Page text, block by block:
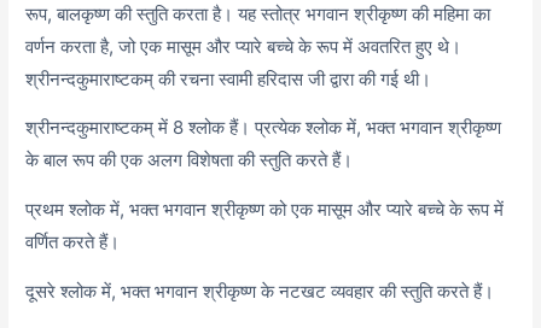
रूप, बालकृष्ण की स्तुति करता है। यह स्तोत्र भगवान श्रीकृष्ण की महिमा का
वर्णन करता है, जो एक मासूम और प्यारे बच्चे के रूप में अवतरित हुए थे।
श्रीनन्दकुमाराष्टकम् की रचना स्वामी हरिदास जी द्वारा की गई थी।
श्रीनन्दकुमाराष्टकम् में 8 श्लोक हैं। प्रत्येक श्लोक में, भक्त भगवान श्रीकृष्ण
के बाल रूप की एक अलग विशेषता की स्तुति करते हैं।
प्रथम श्लोक में, भक्त भगवान श्रीकृष्ण को एक मासूम और प्यारे बच्चे के रूप में
वर्णित करते हैं।
दूसरे श्लोक में, भक्त भगवान श्रीकृष्ण के नटखट व्यवहार की स्तुति करते हैं।